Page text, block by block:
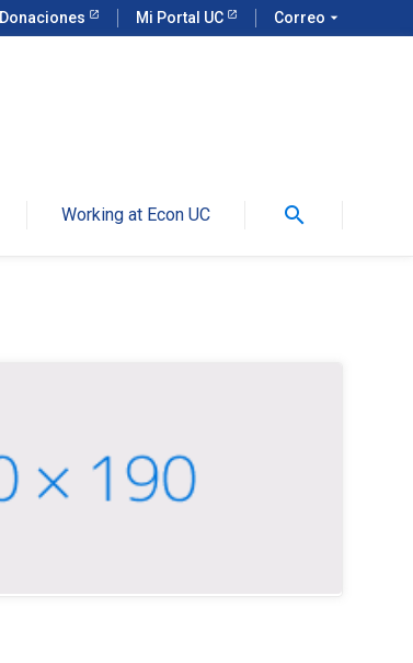
Donaciones Mi Portal UC Correo arrow_drop_down
Working at Econ UC search